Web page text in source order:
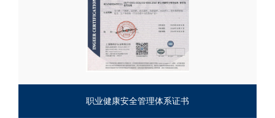
职业健康安全管理体系证书